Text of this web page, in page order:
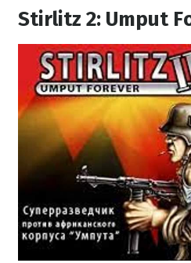
Stirlitz 2: Umput